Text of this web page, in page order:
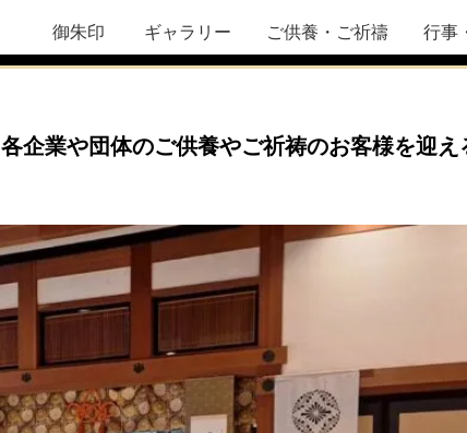
御朱印 ギャラリー ご供養・ご祈禱 行事
企業や団体のご供養やご祈祷のお客様を迎え